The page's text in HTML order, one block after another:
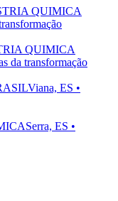
QUIMICA
QUIMICA
da transformação
Viana, ES •
Serra, ES •